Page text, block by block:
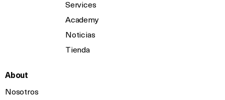
Services
Academy
Noticias
Tienda
About
Nosotros